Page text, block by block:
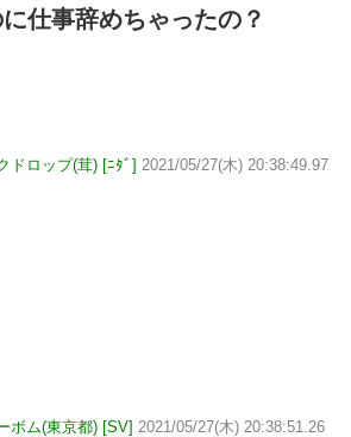
仕事辞めちゃったの？
ドロップ(茸) [ﾆﾀﾞ] 2021/05/27(木) 20:38:49.97
ボム(東京都) [SV] 2021/05/27(木) 20:38:51.26